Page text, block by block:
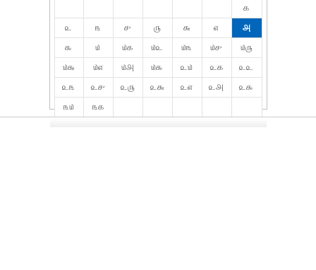
௧
௨
௩ ௪ ௫ ௬ ௭
௮
௯
௰ ௰௧ ௰௨ ௰௩ ௰௪
௰௫
௰௬
௰௭ ௰௮ ௰௯ ௨௰ ௨௧
௨௨
௨௩
௨௪ ௨௫ ௨௬ ௨௭ ௨௮
௨௯
௩௰
௩௧